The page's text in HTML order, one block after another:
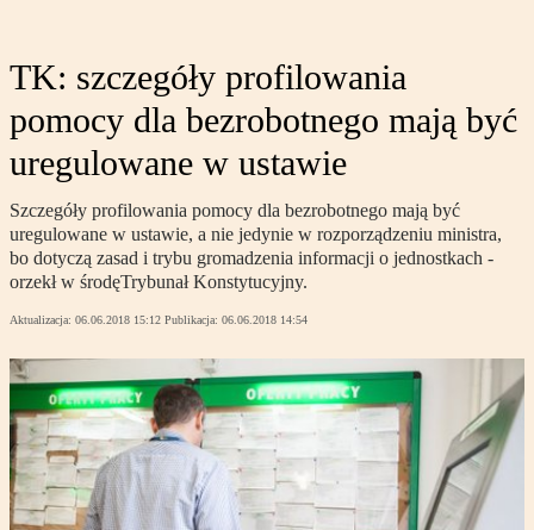
TK: szczegóły profilowania
pomocy dla bezrobotnego mają być
uregulowane w ustawie
Szczegóły profilowania pomocy dla bezrobotnego mają być
uregulowane w ustawie, a nie jedynie w rozporządzeniu ministra,
bo dotyczą zasad i trybu gromadzenia informacji o jednostkach -
orzekł w środęTrybunał Konstytucyjny.
Aktualizacja: 06.06.2018 15:12 Publikacja: 06.06.2018 14:54